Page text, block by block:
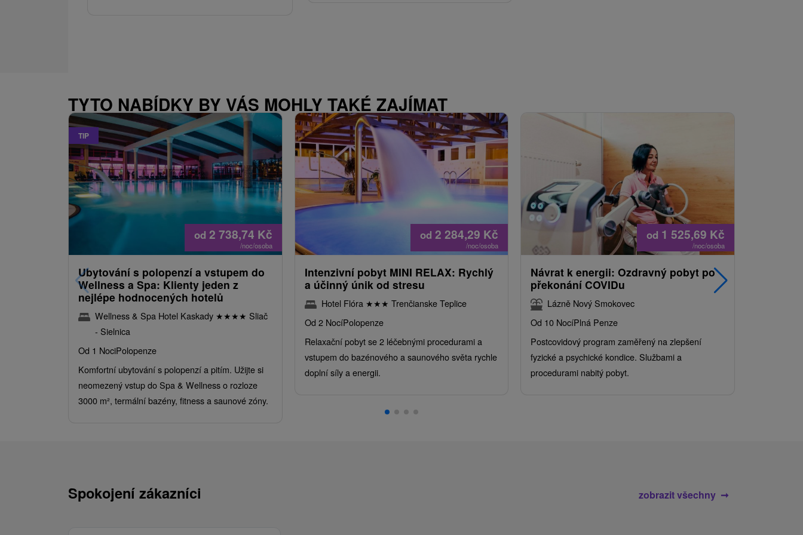
TYTO NABÍDKY BY VÁS MOHLY TAKÉ ZAJÍMAT
TIP
od 2 738,74 Kč
/noc/osoba
Ubytování s polopenzí a vstupem do
Wellness a Spa: Klienty jeden z
nejlépe hodnocených hotelů
Wellness & Spa Hotel Kaskady ★★★★ Sliač
- Sielnica
Od 1 NociPolopenze
Komfortní ubytování s polopenzí a pitím. Užijte si
neomezený vstup do Spa & Wellness o rozloze
3000 m², termální bazény, fitness a saunové zóny.
od 2 284,29 Kč
/noc/osoba
Intenzivní pobyt MINI RELAX: Rychlý
a účinný únik od stresu
Hotel Flóra ★★★ Trenčianske Teplice
Od 2 NocíPolopenze
Relaxační pobyt se 2 léčebnými procedurami a
vstupem do bazénového a saunového světa rychle
doplní síly a energii.
od 1 525,69 Kč
/noc/osoba
Návrat k energii: Ozdravný pobyt po
překonání COVIDu
Lázně Nový Smokovec
Od 10 NocíPlná Penze
Postcovidový program zaměřený na zlepšení
fyzické a psychické kondice. Službami a
procedurami nabitý pobyt.
Spokojení zákazníci zobrazit všechny